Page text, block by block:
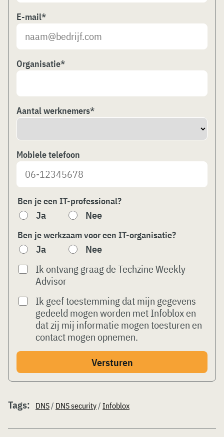
E-mail*
Organisatie*
Aantal werknemers*
Mobiele telefoon
Ben je een IT-professional?
Ja Nee
Ben je werkzaam voor een IT-organisatie?
Ja
Nee
Ik ontvang graag de Techzine Weekly
Advisor
Ik geef toestemming dat mijn gegevens
gedeeld mogen worden met Infoblox en
dat zij mij informatie mogen toesturen en
contact mogen opnemen.
Tags: DNS/ DNS security/ Infoblox